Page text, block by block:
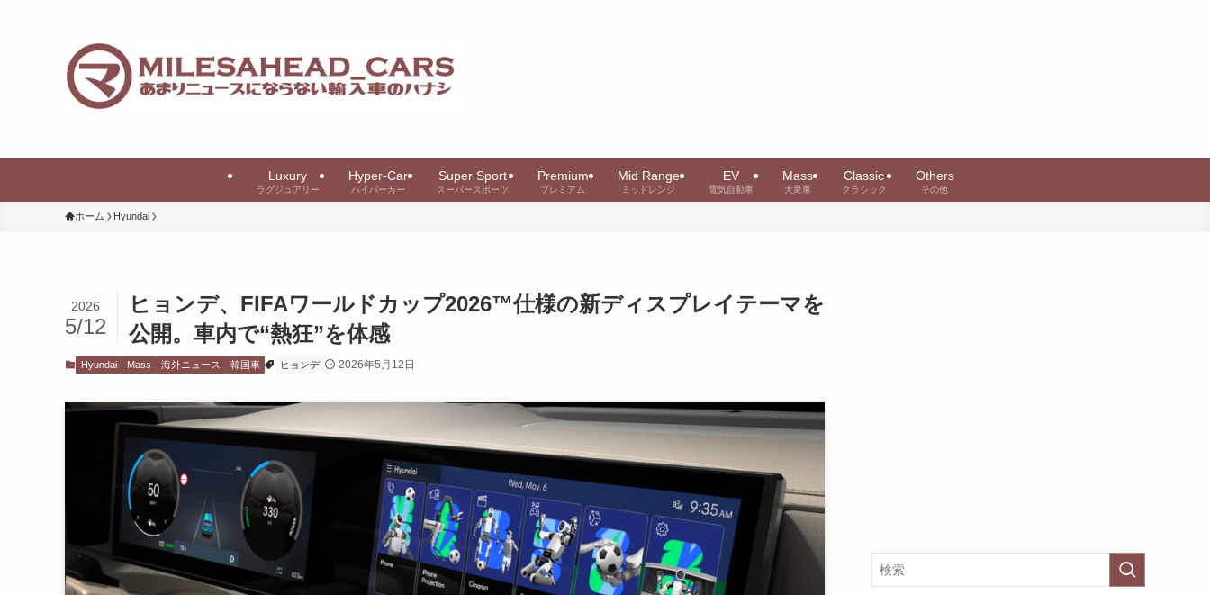
Luxury
ラグジュアリー
Hyper-Car
ハイパーカー
Super Sport
スーパースポーツ
Premium
プレミアム
Mid Range
ミッドレンジ
EV
電気自動車
Mass
大衆車
Classic
クラシック
Others
その他
ホーム Hyundai
ヒョンデ、FIFAワールドカップ2026™仕様の新ディスプレイテーマを
公開。車内で“熱狂”を体感
2026
5/12
Hyundai Mass 海外ニュース 韓国車 ヒョンデ 2026年5月12日